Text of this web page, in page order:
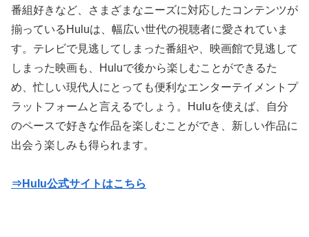
番組好きなど、さまざまなニーズに対応したコンテンツが
揃っているHuluは、幅広い世代の視聴者に愛されていま
す。テレビで見逃してしまった番組や、映画館で見逃して
しまった映画も、Huluで後から楽しむことができるた
め、忙しい現代人にとっても便利なエンターテイメントプ
ラットフォームと言えるでしょう。Huluを使えば、自分
のペースで好きな作品を楽しむことができ、新しい作品に
出会う楽しみも得られます。
⇒Hulu公式サイトはこちら